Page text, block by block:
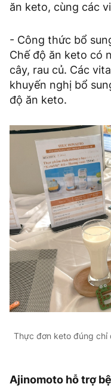
ăn keto, cùng các
- Công thức bổ
Chế độ ăn keto có
cây, rau củ. Các
khuyến nghị bổ
độ ăn keto.
Thực đơn keto đúng chỉ
Ajinomoto hỗ trợ